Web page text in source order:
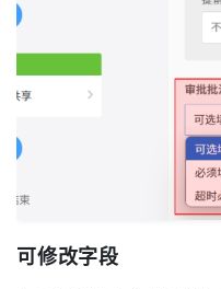
可修改字段